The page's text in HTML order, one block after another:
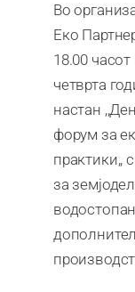
Во
Еко
18.00
четврта
настан
форум за
практики,,
за